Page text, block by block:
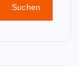
Suchen